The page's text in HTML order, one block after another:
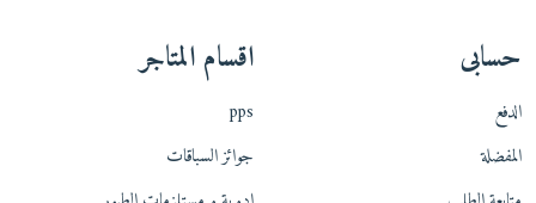
حسابى
الدفع
المفضلة
اقسام المتاجر
pps
جوائز السباقات